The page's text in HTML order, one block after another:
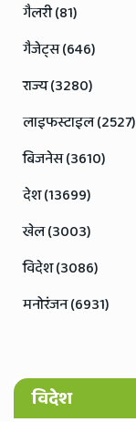
गैलरी (81)
गैजेट्स (646)
राज्य (3280)
लाइफस्टाइल (2527)
बिजनेस (3610)
देश (13699)
खेल (3003)
विदेश (3086)
मनोरंजन (6931)
विदेश